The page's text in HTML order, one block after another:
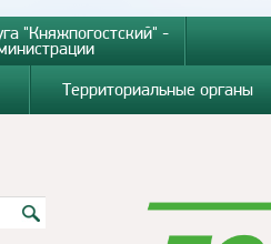
"Княжпогостский" -
Территориальные органы